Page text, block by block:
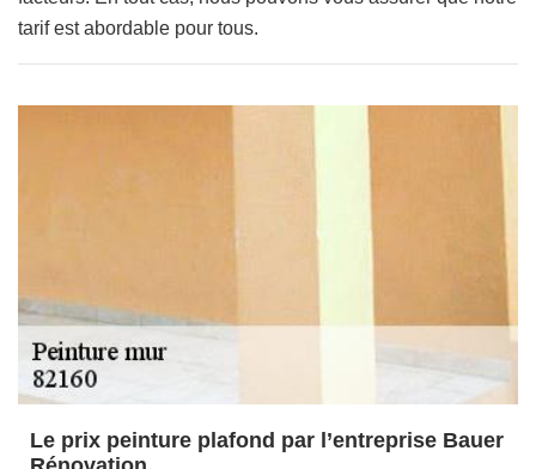
tarif est abordable pour tous.
Le prix peinture plafond par l’entreprise Bauer